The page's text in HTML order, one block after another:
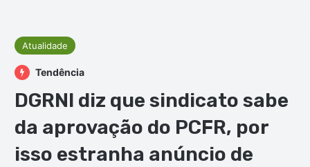
Atualidade
Tendência
DGRNI diz que sindicato sabe
da aprovação do PCFR, por
isso estranha anúncio de